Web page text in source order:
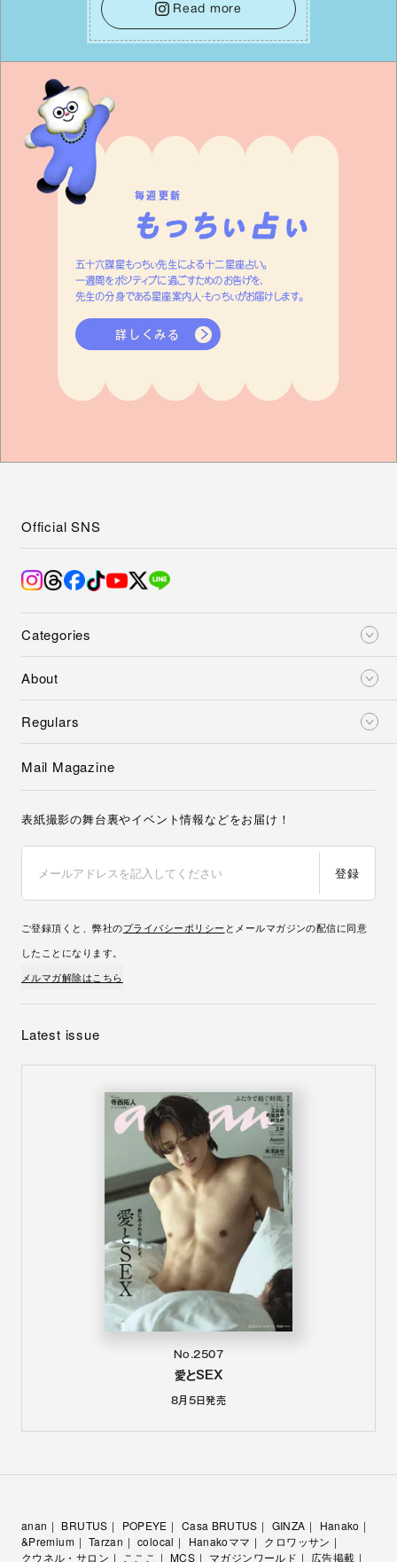
時間を使いましょう。ここでしっかりとエ
ネルギーを蓄え、困難を乗り越える⼒に
変えましょう。
Read more
毎週更新
五十六謀星もっちぃ先生による十二星座占い。
一週間をポジティブに過ごすためのお告げを、
先生の分身である星座案内人・もっちぃがお届けします。
詳しくみる
Categories
About
Regulars
Official SNS
Mail Magazine
表紙撮影の舞台裏やイベント情報などをお届け！
登録
ご登録頂くと、弊社のプライバシーポリシー とメールマガジンの配信に同意
したことになります。
メルマガ解除はこちら
Latest issue
No.2507
愛とSEX
8月5日発売
anan BRUTUS POPEYE Casa BRUTUS GINZA
Hanako
&Premium
Tarzan colocal Hanakoママ
クロワッサン
クウネル・サロン
こここ MCS マガジンワールド 広告掲載